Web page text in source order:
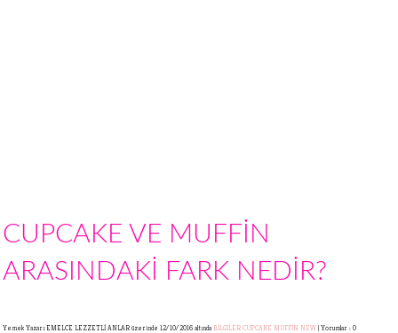
CUPCAKE VE MUFFİN
ARASINDAKİ FARK NEDİR?
Yemek Yazarı EMELCE LEZZETLİ ANLARüzerinde 12/10/2016 altında BİLGİLER CUPCAKE MUFFİN NEW | Yorumlar : 0